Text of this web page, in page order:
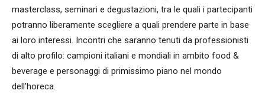
masterclass, seminari e degustazioni, tra le quali i partecipanti
potranno liberamente scegliere a quali prendere parte in base
ai loro interessi. Incontri che saranno tenuti da professionisti
di alto profilo: campioni italiani e mondiali in ambito food &
beverage e personaggi di primissimo piano nel mondo
dell’horeca.